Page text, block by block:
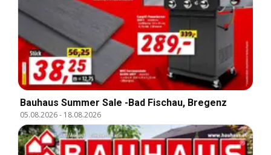
Bauhaus Summer Sale -Bad Fischau, Bregenz
05.08.2026- 18.08.2026